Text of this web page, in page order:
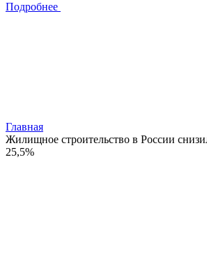
Подробнее
Главная
Жилищное строительство в России
25,5%